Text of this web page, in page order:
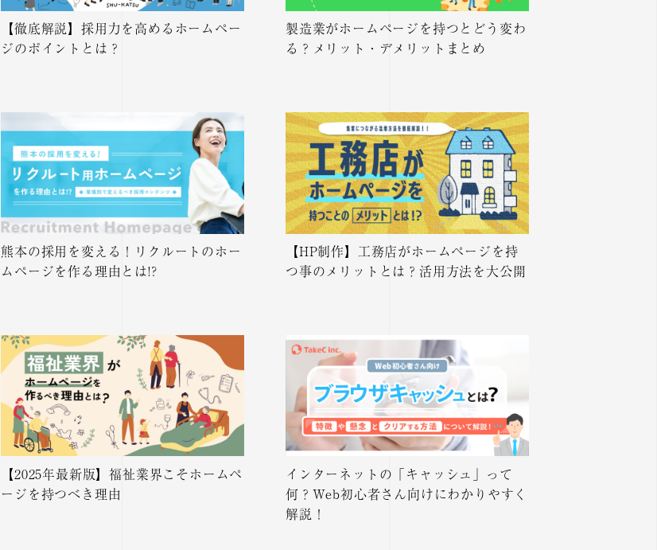
【徹底解説】採用力を高めるホームペー
ジのポイントとは？
製造業がホームページを持つとどう変わ
る？メリット・デメリットまとめ
熊本の採用を変える！リクルートのホー
ムページを作る理由とは!?
【HP制作】工務店がホームページを持
つ事のメリットとは？活用方法を大公開
【2025年最新版】福祉業界こそホームペ
ージを持つべき理由
インターネットの「キャッシュ」って
何？Web初心者さん向けにわかりやすく
解説！